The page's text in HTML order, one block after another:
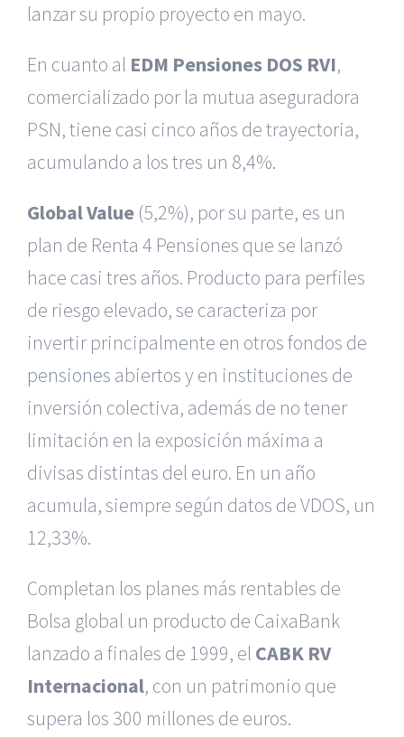
lanzar su propio proyecto en mayo.
En cuanto al EDM Pensiones DOS RVI,
comercializado por la mutua aseguradora
PSN, tiene casi cinco años de trayectoria,
acumulando a los tres un 8,4%.
Global Value (5,2%), por su parte, es un
plan de Renta 4 Pensiones que se lanzó
hace casi tres años. Producto para perfiles
de riesgo elevado, se caracteriza por
invertir principalmente en otros fondos de
pensiones abiertos y en instituciones de
inversión colectiva, además de no tener
limitación en la exposición máxima a
divisas distintas del euro. En un año
acumula, siempre según datos de VDOS, un
12,33%.
Completan los planes más rentables de
Bolsa global un producto de CaixaBank
lanzado a finales de 1999, el CABK RV
Internacional, con un patrimonio que
supera los 300 millones de euros.